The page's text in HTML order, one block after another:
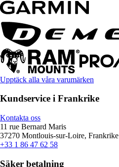
Upptäck alla våra varumärken
Kundservice i Frankrike
Kontakta oss
11 rue Bernard Maris
37270 Montlouis-sur-Loire, Frankrike
+33 1 86 47 62 58
Säker betalning